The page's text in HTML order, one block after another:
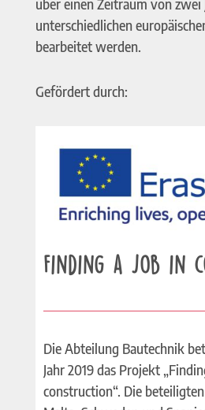
über einen Zeitraum von zwei
unterschiedlichen
bearbeitet werden.
Gefördert durch:
Finding a Job in
Die Abteilung Bautechnik
Jahr 2019 das Projekt
construction“. Die